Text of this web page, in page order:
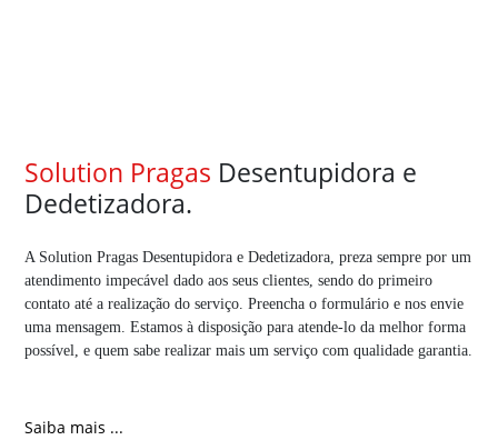
Solution Pragas Desentupidora e
Dedetizadora.
A Solution Pragas Desentupidora e Dedetizadora, preza sempre por um
atendimento impecável dado aos seus clientes, sendo do primeiro
contato até a realização do serviço. Preencha o formulário e nos envie
uma mensagem. Estamos à disposição para atende-lo da melhor forma
possível, e quem sabe realizar mais um serviço com qualidade garantia.
Saiba mais ...